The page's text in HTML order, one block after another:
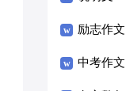
励志作文
中考作文